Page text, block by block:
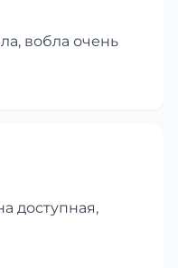
вобла очень
доступная,